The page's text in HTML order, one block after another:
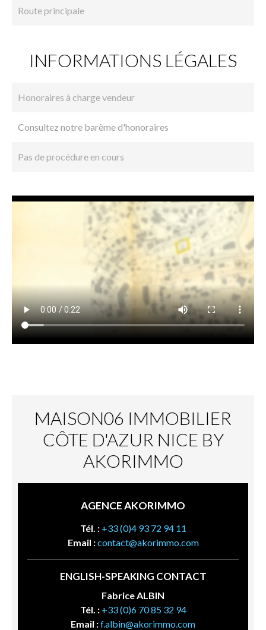
Route principale
INFORMATIONS LÉGALES
Honoraires à charge vendeur
Consultez notre barème d'honoraires
Pas de procédure en cours
MAISON06 IMMOBILIER
CÔTE D'AZUR NICE BY
AKORIMMO
AGENCE AKORIMMO
Tél. : +33 (0)4 93 72 94 11
Email :contact@akorimmo.com
ENGLISH-SPEAKING CONTACT
Fabrice ALBIN
Tél. : +33 (0)6 70 85 32 94
Email :f.albin@akorimmo.com